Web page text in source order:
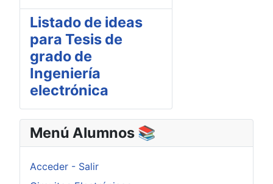
Listado de ideas
para Tesis de
grado de
Ingeniería
electrónica
Menú Alumnos 📚​
Acceder - Salir